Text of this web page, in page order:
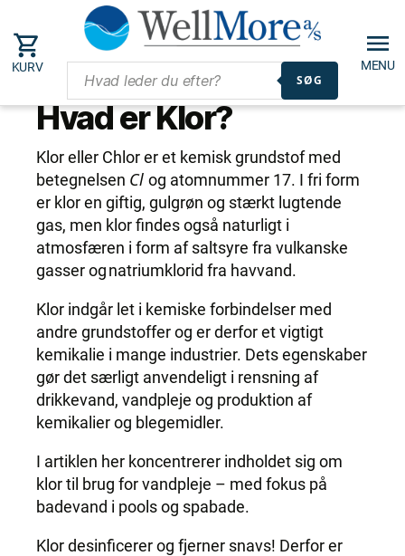
SØG
KURV MENU
Hvad er Klor?
Klor eller Chlor er et kemisk grundstof med
betegnelsen Cl og atomnummer 17. I fri form
er klor en giftig, gulgrøn og stærkt lugtende
gas, men klor findes også naturligt i
atmosfæren i form af saltsyre fra vulkanske
gasser og natriumklorid fra havvand.
Klor indgår let i kemiske forbindelser med
andre grundstoffer og er derfor et vigtigt
kemikalie i mange industrier. Dets egenskaber
gør det særligt anvendeligt i rensning af
drikkevand, vandpleje og produktion af
kemikalier og blegemidler.
I artiklen her koncentrerer indholdet sig om
klor til brug for vandpleje – med fokus på
badevand i pools og spabade.
Klor desinficerer og fjerner snavs! Derfor er